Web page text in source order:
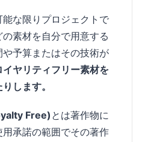
な限りプロジェクトで
素材を自分で用意する
予算またはその技術が
イヤリティフリー素材を
します。
Free) とは著作物に
承諾の範囲でその著作